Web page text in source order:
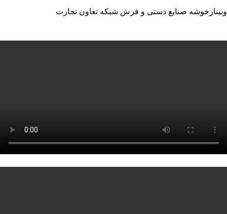
وبینارخوشه صنایع دستی و فرش شبکه تعاون تجارت